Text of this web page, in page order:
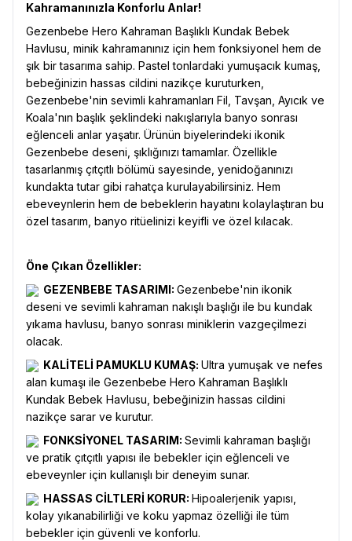
Kahramanınızla Konforlu Anlar!
Gezenbebe Hero Kahraman Başlıklı Kundak Bebek
Havlusu, minik kahramanınız için hem fonksiyonel hem de
şık bir tasarıma sahip. Pastel tonlardaki yumuşacık kumaş,
bebeğinizin hassas cildini nazikçe kuruturken,
Gezenbebe'nin sevimli kahramanları Fil, Tavşan, Ayıcık ve
Koala'nın başlık şeklindeki nakışlarıyla banyo sonrası
eğlenceli anlar yaşatır. Ürünün biyelerindeki ikonik
Gezenbebe deseni, şıklığınızı tamamlar. Özellikle
tasarlanmış çıtçıtlı bölümü sayesinde, yenidoğanınızı
kundakta tutar gibi rahatça kurulayabilirsiniz. Hem
ebeveynlerin hem de bebeklerin hayatını kolaylaştıran bu
özel tasarım, banyo ritüelinizi keyifli ve özel kılacak.
Öne Çıkan Özellikler:
GEZENBEBE TASARIMI: Gezenbebe'nin ikonik
deseni ve sevimli kahraman nakışlı başlığı ile bu kundak
yıkama havlusu, banyo sonrası miniklerin vazgeçilmezi
olacak.
KALİTELİ PAMUKLU KUMAŞ: Ultra yumuşak ve nefes
alan kumaşı ile Gezenbebe Hero Kahraman Başlıklı
Kundak Bebek Havlusu, bebeğinizin hassas cildini
nazikçe sarar ve kurutur.
FONKSİYONEL TASARIM: Sevimli kahraman başlığı
ve pratik çıtçıtlı yapısı ile bebekler için eğlenceli ve
ebeveynler için kullanışlı bir deneyim sunar.
HASSAS CİLTLERİ KORUR: Hipoalerjenik yapısı,
kolay yıkanabilirliği ve koku yapmaz özelliği ile tüm
bebekler için güvenli ve konforlu.